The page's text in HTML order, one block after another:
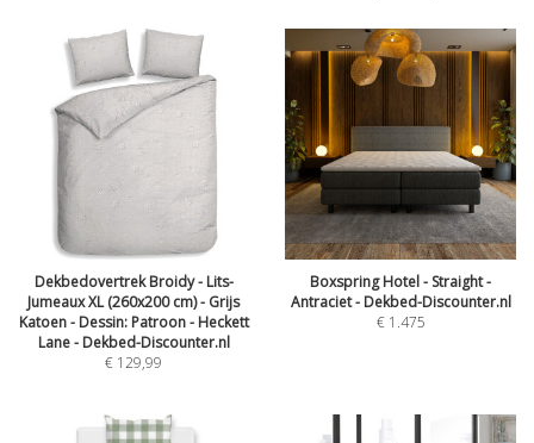
Dekbedovertrek Broidy - Lits-
Jumeaux XL (260x200 cm) - Grijs
Katoen - Dessin: Patroon - Heckett
Lane - Dekbed-Discounter.nl
€ 129,99
Boxspring Hotel - Straight -
Antraciet - Dekbed-Discounter.nl
€ 1.475